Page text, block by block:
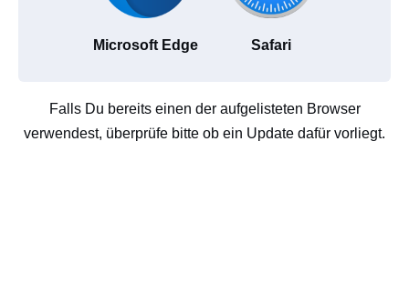
Microsoft Edge Safari
Falls Du bereits einen der aufgelisteten Browser
verwendest, überprüfe bitte ob ein Update dafür vorliegt.